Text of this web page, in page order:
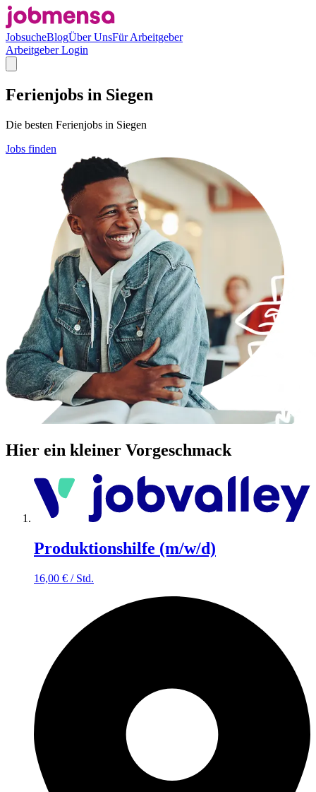
JobsucheBlogÜber UnsFür Arbeitgeber
Arbeitgeber Login
Ferienjobs in Siegen
Die besten Ferienjobs in Siegen
Jobs finden
Hier ein kleiner Vorgeschmack
Produktionshilfe (m/w/d)
16,00 € / Std.